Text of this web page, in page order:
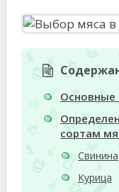
Основные
сортам
Свинина
Курица